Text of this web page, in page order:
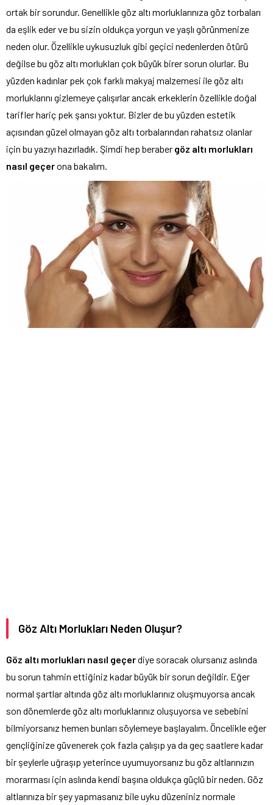
ortak bir sorundur. Genellikle göz altı morluklarınıza göz torbaları
da eşlik eder ve bu sizin oldukça yorgun ve yaşlı görünmenize
neden olur. Özellikle uykusuzluk gibi geçici nedenlerden ötürü
değilse bu göz altı morlukları çok büyük birer sorun olurlar. Bu
yüzden kadınlar pek çok farklı makyaj malzemesi ile göz altı
morluklarını gizlemeye çalışırlar ancak erkeklerin özellikle doğal
tarifler hariç pek şansı yoktur. Bizler de bu yüzden estetik
açısından güzel olmayan göz altı torbalarından rahatsız olanlar
için bu yazıyı hazırladık. Şimdi hep beraber göz altı morlukları
nasıl geçerona bakalım.
Göz Altı Morlukları Neden Oluşur?
Göz altı morlukları nasıl geçerdiye soracak olursanız aslında
bu sorun tahmin ettiğiniz kadar büyük bir sorun değildir. Eğer
normal şartlar altında göz altı morluklarınız oluşmuyorsa ancak
son dönemlerde göz altı morluklarınız oluşuyorsa ve sebebini
bilmiyorsanız hemen bunları söylemeye başlayalım. Öncelikle eğer
gençliğinize güvenerek çok fazla çalışıp ya da geç saatlere kadar
bir şeylerle uğraşıp yeterince uyumuyorsanız bu göz altlarınızın
morarması için aslında kendi başına oldukça güçlü bir neden. Göz
altlarınıza bir şey yapmasanız bile uyku düzeniniz normale